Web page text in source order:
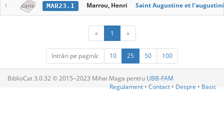
1 Carte MAR23.1 Marrou, Henri Saint Augustine et
« 1 »
Intrări pe pagină: 10 25 50 100
BiblioCat 3.0.32 © 2015‒2023 Mihai Maga pentru UBB-FAM
Regulament • Contact • Despre • Basic